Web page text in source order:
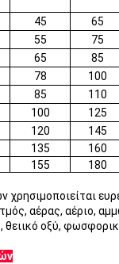
45 65
55 75
65 85
78 100
85 110
100 125
120 145
135 160
155 180
αέρας, αέριο,
θειικό οξύ,